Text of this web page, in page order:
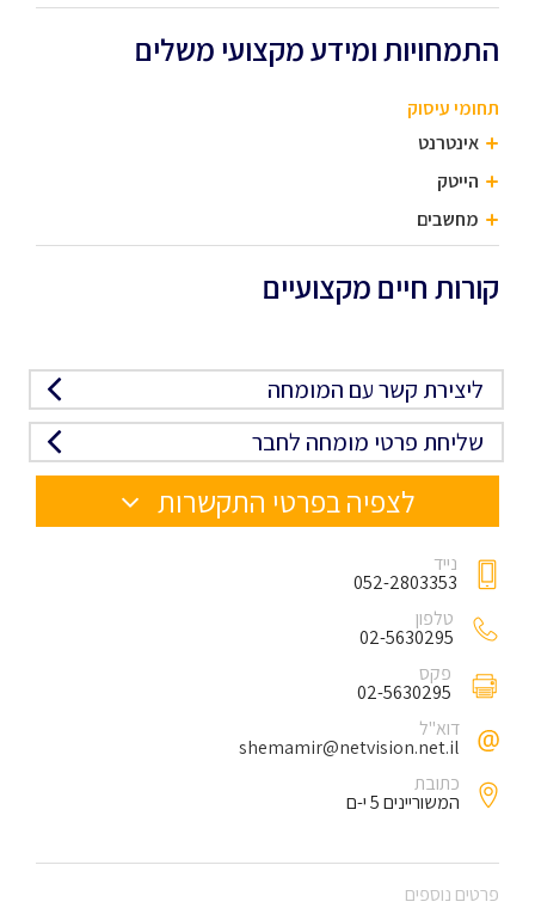
התמחויות ומידע מקצועי משלים
תחומי עיסוק
אינטרנט
הייטק
מחשבים
קורות חיים מקצועיים
ליצירת קשר עם המומחה
שליחת פרטי מומחה לחבר
לצפיה בפרטי התקשרות
נייד
052-2803353
טלפון
02-5630295
פקס
02-5630295
דוא"ל
shemamir@netvision.net.il
כתובת
המשוריינים 5 י-ם
פרטים נוספים